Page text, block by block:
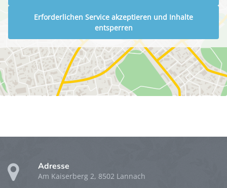
Erforderlichen Service akzeptieren und Inhalte
entsperren
Adresse
Am Kaiserberg 2, 8502 Lannach